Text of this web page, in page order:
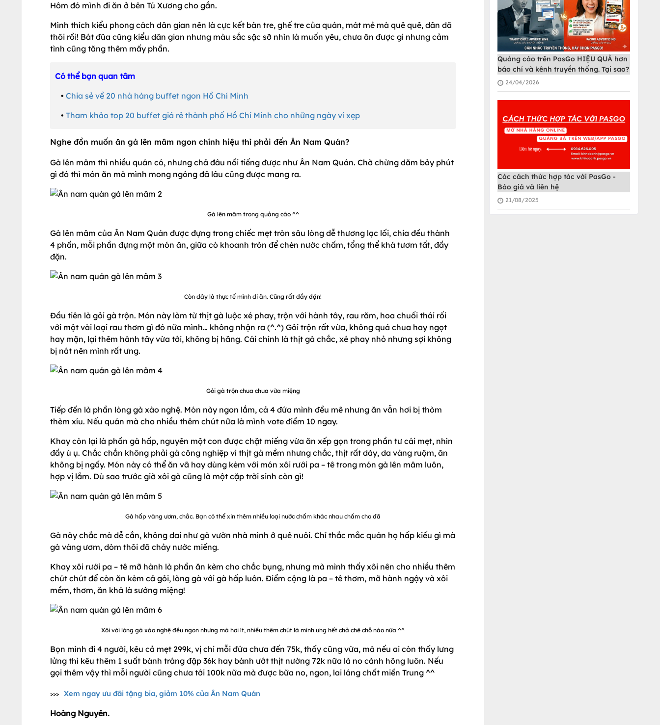
Hôm đó mình đi ăn ở bên Tú Xương cho gần.
Mình thích kiểu phong cách dân gian nên là cực kết bàn tre, ghế tre của quán, mát mẻ mà quê quê, dân dã
thôi rồi! Bát đũa cũng kiểu dân gian nhưng màu sắc sặc sỡ nhìn là muốn yêu, chưa ăn được gì nhưng cảm
tình cũng tăng thêm mấy phần.
Có thể bạn quan tâm
• Chia sẻ về 20 nhà hàng buffet ngon Hồ Chí Minh
• Tham khảo top 20 buffet giá rẻ thành phố Hồ Chí Minh cho những ngày ví xẹp
Nghe đồn muốn ăn gà lên mâm ngon chính hiệu thì phải đến Ân Nam Quán?
Gà lên mâm thì nhiều quán có, nhưng chả đâu nổi tiếng được như Ân Nam Quán. Chờ chừng dăm bảy phút
gì đó thì món ăn mà mình mong ngóng đã lâu cũng được mang ra.
Gà lên mâm trong quảng cáo ^^
Gà lên mâm của Ân Nam Quán được đựng trong chiếc mẹt tròn sâu lòng dễ thương lạc lối, chia đều thành
4 phần, mỗi phần đựng một món ăn, giữa có khoanh tròn để chén nước chấm, tổng thể khá tươm tất, đầy
đặn.
Còn đây là thực tế mình đi ăn. Cũng rất đầy đặn!
Đầu tiên là gỏi gà trộn. Món này làm từ thịt gà luộc xé phay, trộn với hành tây, rau răm, hoa chuối thái rối
với một vài loại rau thơm gì đó nữa mình… không nhận ra (^.^) Gỏi trộn rất vừa, không quá chua hay ngọt
hay mặn, lại thêm hành tây vừa tới, không bị hăng. Cái chính là thịt gà chắc, xé phay nhỏ nhưng sợi không
bị nát nên mình rất ưng.
Gỏi gà trộn chua chua vừa miệng
Tiếp đến là phần lòng gà xào nghệ. Món này ngon lắm, cả 4 đứa mình đều mê nhưng ăn vẫn hơi bị thòm
thèm xíu. Nếu quán mà cho nhiều thêm chút nữa là mình vote điểm 10 ngay.
Khay còn lại là phần gà hấp, nguyên một con được chặt miếng vừa ăn xếp gọn trong phần tư cái mẹt, nhìn
đầy ú ụ. Chắc chắn không phải gà công nghiệp vì thịt gà mềm nhưng chắc, thịt rất dày, da vàng ruộm, ăn
không bị ngấy. Món này có thể ăn vã hay dùng kèm với món xôi rưới pa – tê trong món gà lên mâm luôn,
hợp vị lắm. Dù sao trước giờ xôi gà cũng là một cặp trời sinh còn gì!
Gà hấp vàng ươm, chắc. Bạn có thể xin thêm nhiều loại nước chấm khác nhau chấm cho đã
Gà này chắc mà dễ cắn, không dai như gà vườn nhà mình ở quê nuôi. Chỉ thắc mắc quán họ hấp kiểu gì mà
gà vàng ươm, dòm thôi đã chảy nước miếng.
Khay xôi rưới pa – tê mỡ hành là phần ăn kèm cho chắc bụng, nhưng mà mình thấy xôi nên cho nhiều thêm
chút chút để còn ăn kèm cả gỏi, lòng gà với gà hấp luôn. Điểm cộng là pa – tê thơm, mỡ hành ngậy và xôi
mềm, thơm, ăn khá là sướng miệng!
Xôi với lòng gà xào nghệ đều ngon nhưng mà hơi ít, nhiều thêm chút là mình ưng hết chả chê chỗ nào nữa ^^
Bọn mình đi 4 người, kêu cả mẹt 299k, vị chi mỗi đứa chưa đến 75k, thấy cũng vừa, mà nếu ai còn thấy lưng
lửng thì kêu thêm 1 suất bánh tráng đập 36k hay bánh ướt thịt nướng 72k nữa là no cành hông luôn. Nếu
gọi thêm vậy thì mỗi người cũng chưa tới 100k nữa mà được bữa no, ngon, lai láng chất miền Trung ^^
>>> Xem ngay ưu đãi tặng bia, giảm 10% của Ân Nam Quán
Hoàng Nguyên.
Quảng cáo trên PasGo HIỆU QUẢ hơn
báo chí và kênh truyền thống. Tại sao?
24/04/2026
Các cách thức hợp tác với PasGo -
Báo giá và liên hệ
21/08/2025